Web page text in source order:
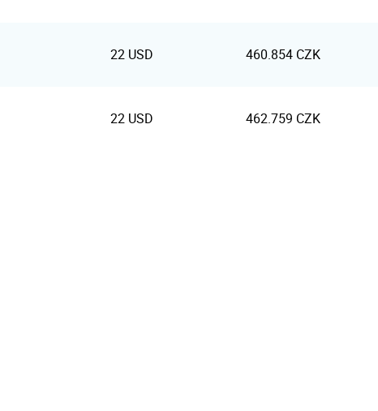
22 USD 460.854 CZK
22 USD 462.759 CZK